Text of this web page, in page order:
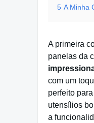
5 A Minha
A primeira
panelas da
com um
perfeito
utensílios
a